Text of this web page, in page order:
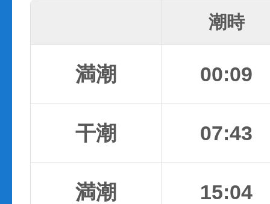
潮時
満潮 00:09
干潮 07:43
満潮 15:04